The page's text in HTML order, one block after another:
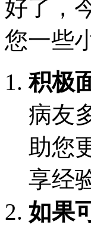
好了，
您一些
积极
病友
助您
享经
如果